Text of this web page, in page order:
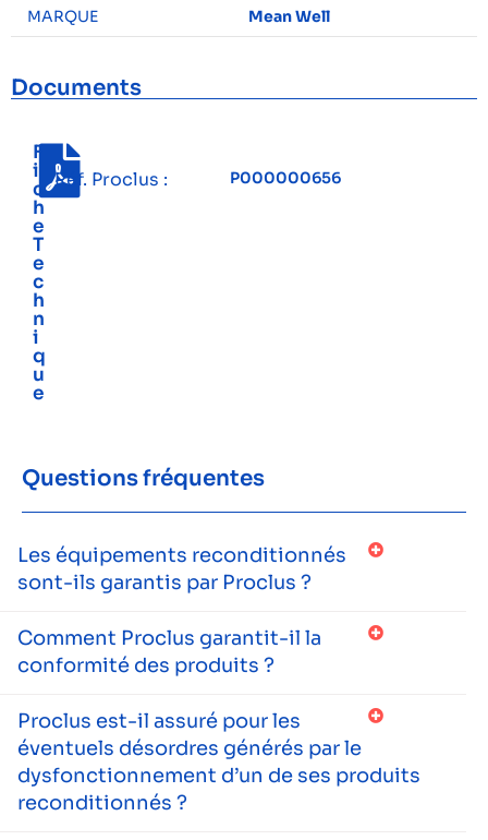
MARQUE
Mean Well
Documents
F
i
c
h
e
T
e
c
h
n
i
q
u
e
Réf. Proclus : P000000656
Questions fréquentes
Les équipements reconditionnés
sont-ils garantis par Proclus ?
Comment Proclus garantit-il la
conformité des produits ?
Proclus est-il assuré pour les
éventuels désordres générés par le
dysfonctionnement d’un de ses produits
reconditionnés ?